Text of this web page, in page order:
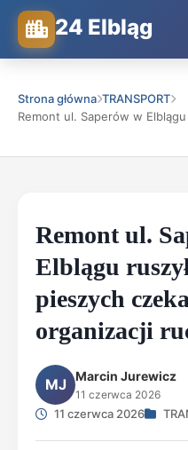
24 Elbląg
Strona główna TRANSPORT
Remont ul. Saperów w Elblągu
Remont ul.
Elblągu
pieszych
organizacji
MJ Marcin Jurewicz
11 czerwca 2026
11 czerwca 2026